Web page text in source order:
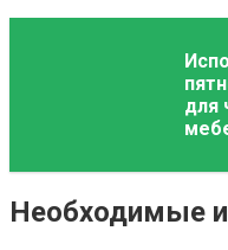
для
Необходимые